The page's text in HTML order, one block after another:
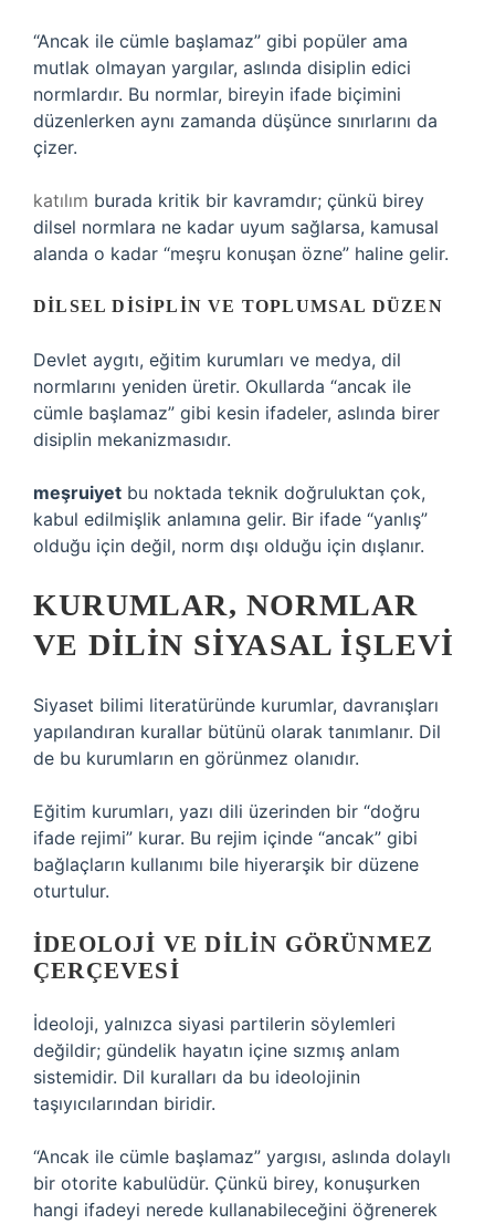
“Ancak ile cümle başlamaz” gibi popüler ama
mutlak olmayan yargılar, aslında disiplin edici
normlardır. Bu normlar, bireyin ifade biçimini
düzenlerken aynı zamanda düşünce sınırlarını da
çizer.
katılım burada kritik bir kavramdır; çünkü birey
dilsel normlara ne kadar uyum sağlarsa, kamusal
alanda o kadar “meşru konuşan özne” haline gelir.
DILSEL DISIPLIN VE TOPLUMSAL DÜZEN
Devlet aygıtı, eğitim kurumları ve medya, dil
normlarını yeniden üretir. Okullarda “ancak ile
cümle başlamaz” gibi kesin ifadeler, aslında birer
disiplin mekanizmasıdır.
meşruiyet bu noktada teknik doğruluktan çok,
kabul edilmişlik anlamına gelir. Bir ifade “yanlış”
olduğu için değil, norm dışı olduğu için dışlanır.
KURUMLAR, NORMLAR
VE DILIN SIYASAL IŞLEVI
Siyaset bilimi literatüründe kurumlar, davranışları
yapılandıran kurallar bütünü olarak tanımlanır. Dil
de bu kurumların en görünmez olanıdır.
Eğitim kurumları, yazı dili üzerinden bir “doğru
ifade rejimi” kurar. Bu rejim içinde “ancak” gibi
bağlaçların kullanımı bile hiyerarşik bir düzene
oturtulur.
İDEOLOJI VE DILIN GÖRÜNMEZ
ÇERÇEVESI
İdeoloji, yalnızca siyasi partilerin söylemleri
değildir; gündelik hayatın içine sızmış anlam
sistemidir. Dil kuralları da bu ideolojinin
taşıyıcılarından biridir.
“Ancak ile cümle başlamaz” yargısı, aslında dolaylı
bir otorite kabulüdür. Çünkü birey, konuşurken
hangi ifadeyi nerede kullanabileceğini öğrenerek